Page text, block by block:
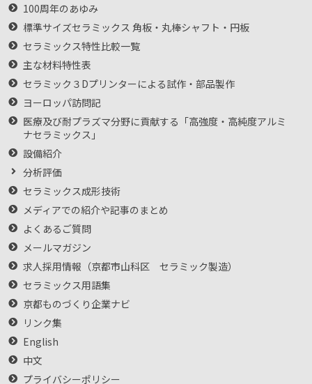
100周年のあゆみ
標準サイズセラミックス 角板・丸棒シャフト・円板
セラミックス特性比較一覧
主な材料特性表
セラミック３Dプリンターによる試作・部品製作
ヨーロッパ訪問記
医療及び耐プラズマ分野に貢献する「高強度・高純度アルミ
ナセラミックス」
設備紹介
分析評価
セラミックス成形技術
メディアでの紹介や記事のまとめ
よくあるご質問
メールマガジン
求人採用情報（京都市山科区 セラミック製造）
セラミックス用語集
京都ものづくり企業ナビ
リンク集
English
中文
プライバシーポリシー